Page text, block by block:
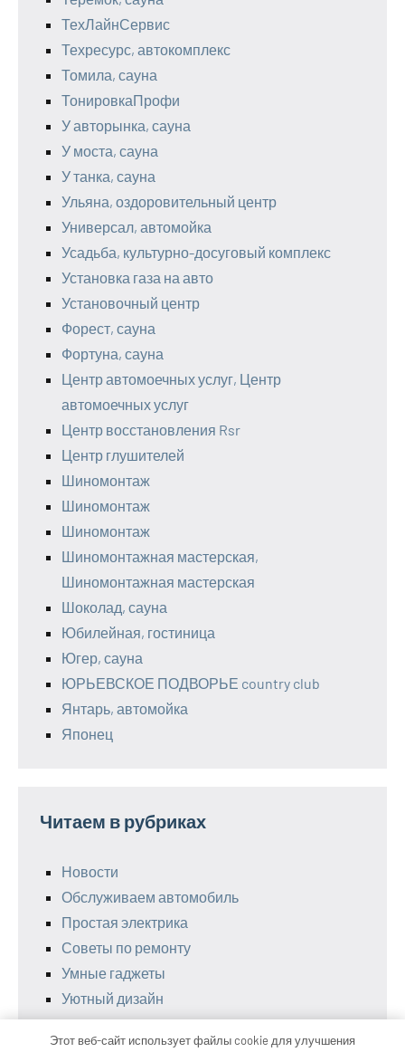
ТехЛайнСервис
Техресурс, автокомплекс
Томила, сауна
ТонировкаПрофи
У авторынка, сауна
У моста, сауна
У танка, сауна
Ульяна, оздоровительный центр
Универсал, автомойка
Усадьба, культурно-досуговый комплекс
Установка газа на авто
Установочный центр
Форест, сауна
Фортуна, сауна
Центр автомоечных услуг, Центр
автомоечных услуг
Центр восстановления Rsr
Центр глушителей
Шиномонтаж
Шиномонтаж
Шиномонтаж
Шиномонтажная мастерская,
Шиномонтажная мастерская
Шоколад, сауна
Юбилейная, гостиница
Югер, сауна
ЮРЬЕВСКОЕ ПОДВОРЬЕ country club
Янтарь, автомойка
Японец
Читаем в рубриках
Новости
Обслуживаем автомобиль
Простая электрика
Советы по ремонту
Умные гаджеты
Уютный дизайн
Этот веб-сайт использует файлы cookie для улучшения